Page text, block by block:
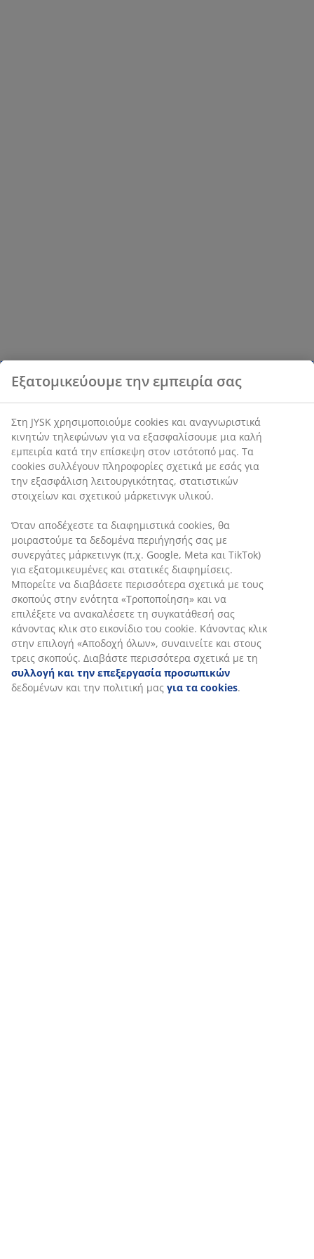
Εξατομικεύουμε την εμπειρία σας
Στη JYSK χρησιμοποιούμε cookies και αναγνωριστικά
κινητών τηλεφώνων για να εξασφαλίσουμε μια καλή
εμπειρία κατά την επίσκεψη στον ιστότοπό μας. Τα
cookies συλλέγουν πληροφορίες σχετικά με εσάς για
την εξασφάλιση λειτουργικότητας, στατιστικών
στοιχείων και σχετικού μάρκετινγκ υλικού.
Όταν αποδέχεστε τα διαφημιστικά cookies, θα
μοιραστούμε τα δεδομένα περιήγησής σας με
συνεργάτες μάρκετινγκ (π.χ. Google, Meta και TikTok)
για εξατομικευμένες και στατικές διαφημίσεις.
Μπορείτε να διαβάσετε περισσότερα σχετικά με τους
σκοπούς στην ενότητα «Τροποποίηση» και να
επιλέξετε να ανακαλέσετε τη συγκατάθεσή σας
κάνοντας κλικ στο εικονίδιο του cookie. Κάνοντας κλικ
στην επιλογή «Αποδοχή όλων», συναινείτε και στους
τρεις σκοπούς. Διαβάστε περισσότερα σχετικά με τη
συλλογή και την επεξεργασία προσωπικών
δεδομένων και την πολιτική μας για τα cookies.